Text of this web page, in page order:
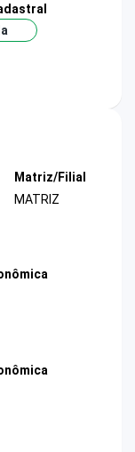
Matriz/Filial
MATRIZ